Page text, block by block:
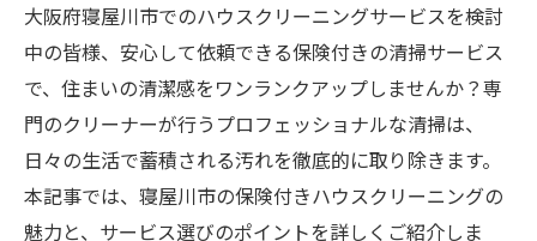
大阪府寝屋川市でのハウスクリーニングサービスを検討
中の皆様、安心して依頼できる保険付きの清掃サービス
で、住まいの清潔感をワンランクアップしませんか？専
門のクリーナーが行うプロフェッショナルな清掃は、
日々の生活で蓄積される汚れを徹底的に取り除きます。
本記事では、寝屋川市の保険付きハウスクリーニングの
魅力と、サービス選びのポイントを詳しくご紹介しま